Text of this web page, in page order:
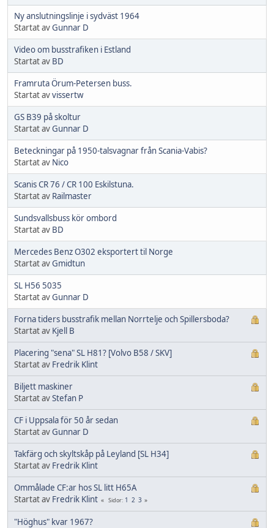
Ny anslutningslinje i sydväst 1964
Startat avGunnar D
Video om busstrafiken i Estland
Startat av BD
Framruta Örum-Petersen buss.
Startat avvissertw
GS B39 på skoltur
Startat avGunnar D
Beteckningar på 1950-talsvagnar från Scania-Vabis?
Startat av Nico
Scanis CR 76 / CR 100 Eskilstuna.
Startat av Railmaster
Sundsvallsbuss kör ombord
Startat av BD
Mercedes Benz O302 eksportert til Norge
Startat avGmidtun
SL H56 5035
Startat avGunnar D
Forna tiders busstrafik mellan Norrtelje och Spillersboda?
Startat av Kjell B
Placering "sena" SL H81? [Volvo B58 / SKV]
Startat av Fredrik Klint
Biljett maskiner
Startat avStefan P
CF i Uppsala för 50 år sedan
Startat avGunnar D
Takfärg och skyltskåp på Leyland [SL H34]
Startat av Fredrik Klint
Ommålade CF:ar hos SL litt H65A
Startat av Fredrik Klint Sidor 1 2 3
"Höghus" kvar 1967?